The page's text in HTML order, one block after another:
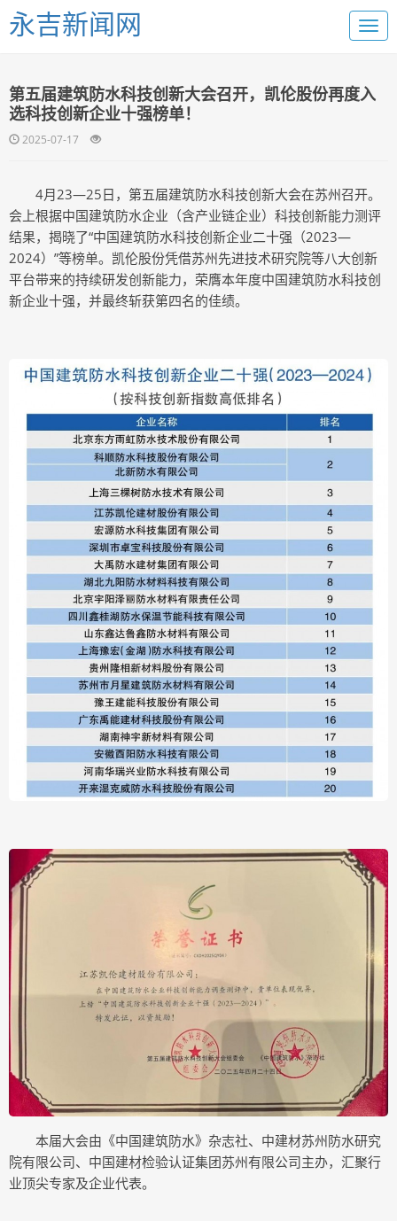
永吉新闻网
第五届建筑防水科技创新大会召开，凯伦股份再度入
选科技创新企业十强榜单！
2025-07-17
4月23—25日，第五届建筑防水科技创新大会在苏州召开。
会上根据中国建筑防水企业（含产业链企业）科技创新能力测评
结果，揭晓了“中国建筑防水科技创新企业二十强（2023—
2024）”等榜单。凯伦股份凭借苏州先进技术研究院等八大创新
平台带来的持续研发创新能力，荣膺本年度中国建筑防水科技创
新企业十强，并最终斩获第四名的佳绩。
本届大会由《中国建筑防水》杂志社、中建材苏州防水研究
院有限公司、中国建材检验认证集团苏州有限公司主办，汇聚行
业顶尖专家及企业代表。